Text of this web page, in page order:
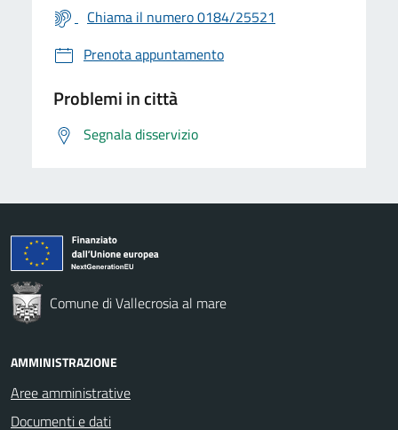
Chiama il numero 0184/25521
Prenota appuntamento
Problemi in città
Segnala disservizio
Comune di Vallecrosia al mare
AMMINISTRAZIONE
Aree amministrative
Documenti e dati